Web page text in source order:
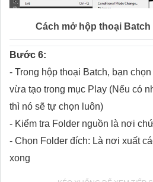
Cách mở hộp thoại
Bước 6:
- Trong hộp thoại Batch, bạn
vừa tạo trong mục Play (Nếu có
thì nó sẽ tự chọn luôn)
- Kiểm tra Folder nguồn là nơi
- Chọn Folder đích: Là nơi xuất
xong